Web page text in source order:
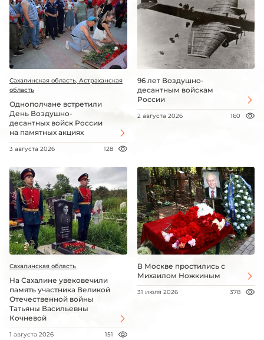
Сахалинская область, Астраханская
область
Однополчане встретили
День Воздушно-
десантных войск России
на памятных акциях
3 августа 2026 128
96 лет Воздушно-
десантным войскам
России
2 августа 2026 160
Сахалинская область
На Сахалине увековечили
память участника Великой
Отечественной войны
Татьяны Васильевны
Кочневой
1 августа 2026 151
В Москве простились с
Михаилом Ножкиным
31 июля 2026 378